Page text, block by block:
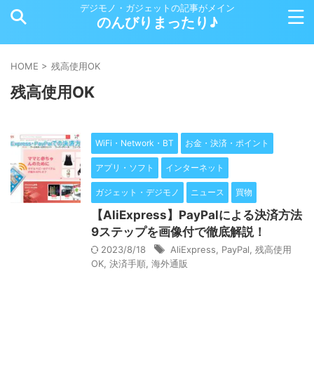
デジモノ・ガジェットの記事がメイン
のんびりまったり♪
HOME > 残高使用OK
残高使用OK
WiFi・Network・BT お金・決済・ポイント
アプリ・ソフト インターネット
ガジェット・デジモノ ニュース 買物
【AliExpress】PayPalによる決済方法
9ステップを画像付で徹底解説！
2023/8/18 AliExpress PayPal 残高使用
OK 決済手順 海外通販